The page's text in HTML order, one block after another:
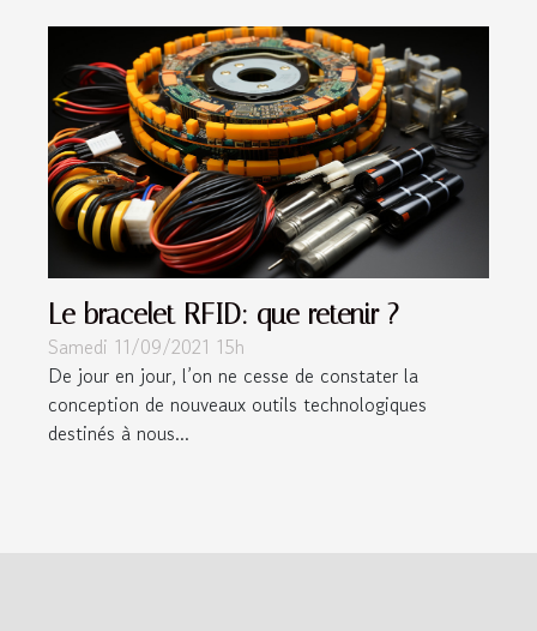
Le bracelet RFID: que retenir ?
Samedi 11/09/2021 15h
De jour en jour, l’on ne cesse de constater la
conception de nouveaux outils technologiques
destinés à nous...